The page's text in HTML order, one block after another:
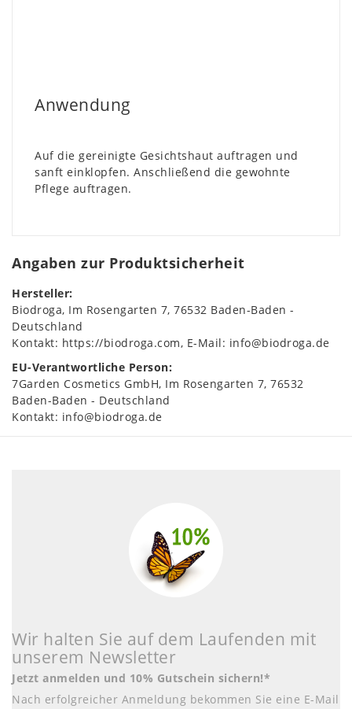
Anwendung
Auf die gereinigte Gesichtshaut auftragen und
sanft einklopfen. Anschließend die gewohnte
Pflege auftragen.
Angaben zur Produktsicherheit
Hersteller:
Biodroga Im Rosengarten 7 76532 Baden-Baden
Deutschland
Kontakt: https://biodroga.com E-Mail: info@biodroga.de
EU-Verantwortliche Person:
7Garden Cosmetics GmbH Im Rosengarten 7 76532
Baden-Baden
Deutschland
Kontakt: info@biodroga.de
Wir halten Sie auf dem Laufenden mit
unserem Newsletter
Jetzt anmelden und 10% Gutschein sichern!*
Nach erfolgreicher Anmeldung bekommen Sie eine E-Mail